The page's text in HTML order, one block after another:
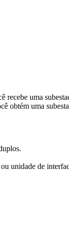
uma
uma
unidade de